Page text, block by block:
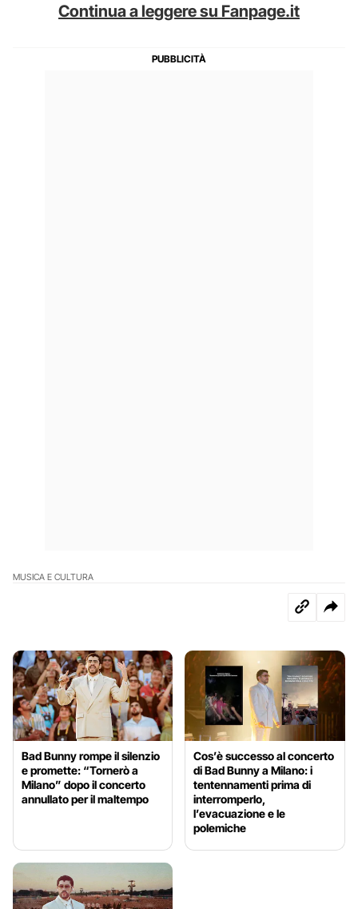
Continua a leggere su Fanpage.it
MUSICA E CULTURA
Bad Bunny rompe il silenzio
e promette: “Tornerò a
Milano” dopo il concerto
annullato per il maltempo
Cos’è successo al concerto
di Bad Bunny a Milano: i
tentennamenti prima di
interromperlo,
l’evacuazione e le
polemiche